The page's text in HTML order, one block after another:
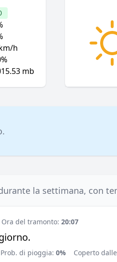
h
mb
la settimana, con
Ora del tramonto: 20:07
Prob. di pioggia: 0% Coperto